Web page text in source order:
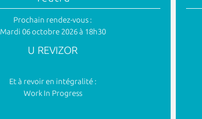
Prochain rendez-vous :
Mardi 06 octobre 2026 à 18h30
U REVIZOR
Et à revoir en intégralité :
Work In Progress